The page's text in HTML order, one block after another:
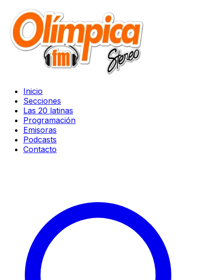
Inicio
Secciones
Las 20 latinas
Programación
Emisoras
Podcasts
Contacto